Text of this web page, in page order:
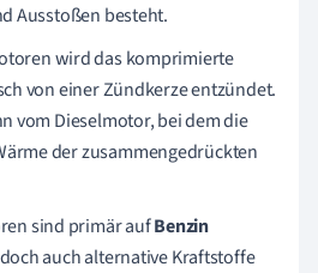
Ausstoßen besteht.
wird das komprimierte
von einer Zündkerze entzündet.
vom Dieselmotor, bei dem die
der zusammengedrückten
sind primär aufBenzin
auch alternative Kraftstoffe